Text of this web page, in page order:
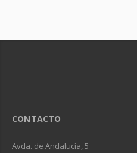
CONTACTO
Avda. de Andalucía, 5